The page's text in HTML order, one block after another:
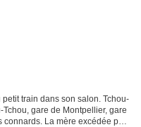
train dans son salon. Tchou-
gare de Montpellier, gare
La mère excédée par